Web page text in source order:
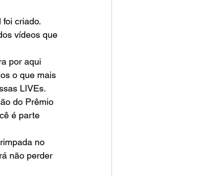
criado.
vídeos que
por aqui
o que mais
LIVEs.
do Prêmio
é parte
no
não perder